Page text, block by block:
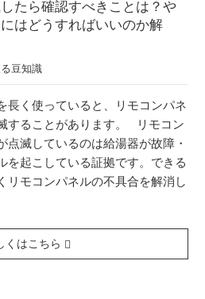
たら確認すべきことは？や
はどうすればいいのか解
豆知識
長く使っていると、リモコンパネ
することがあります。 リモコン
点滅しているのは給湯器が故障・
を起こしている証拠です。できる
リモコンパネルの不具合を解消し
くはこちら